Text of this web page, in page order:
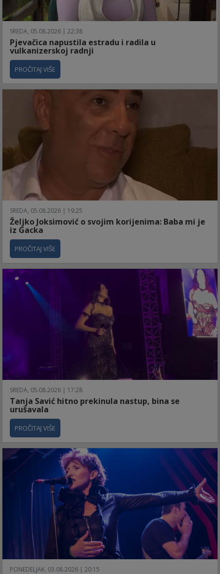
SREDA, 05.08.2026 | 22:38
Pjevačica napustila estradu i radila u
vulkanizerskoj radnji
PROČITAJ VIŠE
SREDA, 05.08.2026 | 19:25
Željko Joksimović o svojim korijenima: Baba mi je
iz Gacka
PROČITAJ VIŠE
SREDA, 05.08.2026 | 17:28
Tanja Savić hitno prekinula nastup, bina se
urušavala
PROČITAJ VIŠE
PONEDELJAK, 03.08.2026 | 20:15